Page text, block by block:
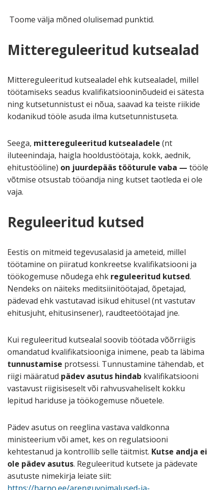
Toome välja mõned olulisemad punktid.
Mittereguleeritud kutsealad
Mittereguleeritud kutsealadel ehk kutsealadel, millel
töötamiseks seadus kvalifikatsiooninõudeid ei sätesta
ning kutsetunnistust ei nõua, saavad ka teiste riikide
kodanikud tööle asuda ilma kutsetunnistuseta.
Seega, mittereguleeritud kutsealadele (nt
iluteenindaja, haigla hooldustöötaja, kokk, aednik,
ehitustööline) on juurdepääs tööturule vaba — tööle
võtmise otsustab tööandja ning kutset taotleda ei ole
vaja.
Reguleeritud kutsed
Eestis on mitmeid tegevusalasid ja ameteid, millel
töötamine on piiratud konkreetse kvalifikatsiooni ja
töökogemuse nõudega ehk reguleeritud kutsed.
Nendeks on näiteks meditsiinitöötajad, õpetajad,
pädevad ehk vastutavad isikud ehitusel (nt vastutav
ehitusjuht, ehitusinsener), raudteetöötajad jne.
Kui reguleeritud kutsealal soovib töötada võõrriigis
omandatud kvalifikatsiooniga inimene, peab ta läbima
tunnustamise protsessi. Tunnustamine tähendab, et
riigi määratud pädev asutus hindab kvalifikatsiooni
vastavust riigisiseselt või rahvusvaheliselt kokku
lepitud hariduse ja töökogemuse nõuetele.
Pädev asutus on reeglina vastava valdkonna
ministeerium või amet, kes on regulatsiooni
kehtestanud ja kontrollib selle täitmist. Kutse andja ei
ole pädev asutus. Reguleeritud kutsete ja pädevate
asutuste nimekirja leiate siit: